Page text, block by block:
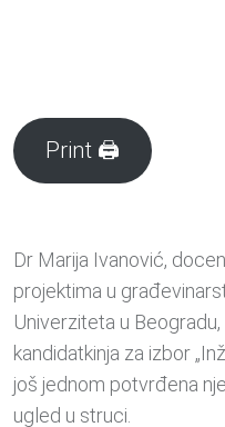
Print 🖨
Dr Marija Ivanović,
projektima u
Univerziteta u
kandidatkinja za izbor
još jednom potvrđena
ugled u struci.